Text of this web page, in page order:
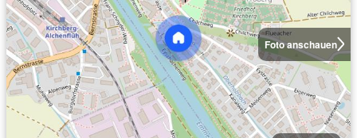
Foto anschauen